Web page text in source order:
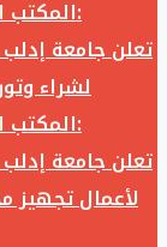
المكتب الإعلامي في جامعة إدلب وفق الآتي:
تعلن جامعة
لشراء
المكتب الإعلامي في جامعة إدلب وفق الآتي:
تعلن جامعة
لأعمال تجهيز